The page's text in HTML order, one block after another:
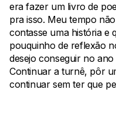
era fazer um livro de
pra isso. Meu tempo
contasse uma história e
pouquinho de reflexão
desejo conseguir no
Continuar a turnê, pôr
continuar sem ter que